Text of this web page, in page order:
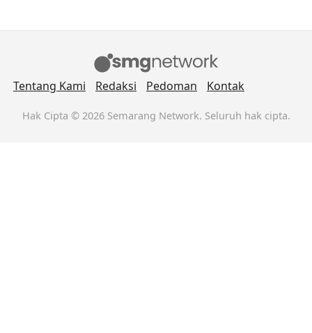
Tentang Kami Redaksi Pedoman Kontak
Hak Cipta © 2026 Semarang Network. Seluruh hak cipta.